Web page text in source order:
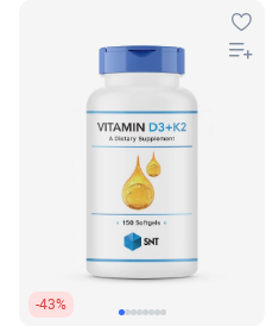
-43%